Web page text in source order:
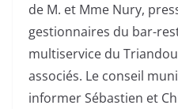
de M. et Mme Nury,
gestionnaires du bar-
multiservice du
associés. Le conseil
informer Sébastien et